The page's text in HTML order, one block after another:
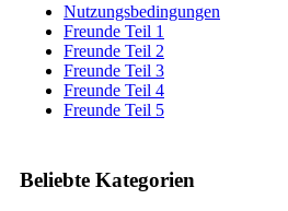
Beliebte Kategorien
Nutzungsbedingungen
Freunde Teil 1
Freunde Teil 2
Freunde Teil 3
Freunde Teil 4
Freunde Teil 5